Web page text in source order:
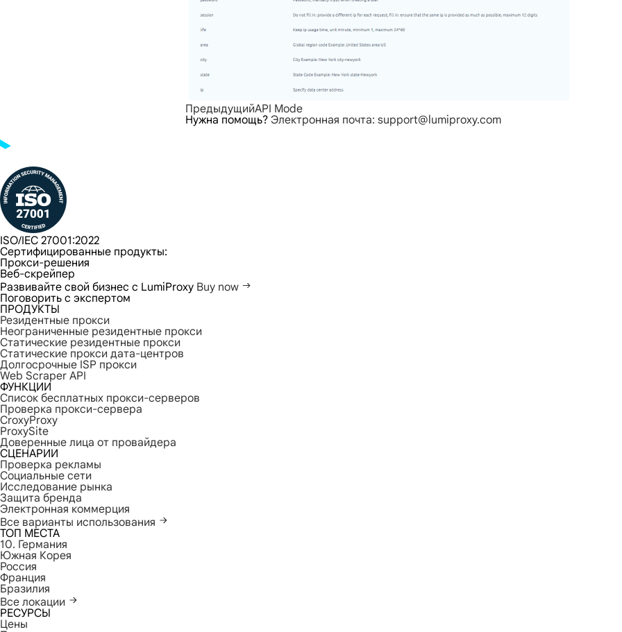
ПредыдущийAPI Mode
Нужна помощь? Электронная почта: support@lumiproxy.com
ISO/IEC 27001:2022
Сертифицированные продукты:
Прокси-решения
Веб-скрейпер
Развивайте свой бизнес с LumiProxy Buy now
Поговорить с экспертом
ПРОДУКТЫ
Резидентные прокси
Неограниченные резидентные прокси
Статические резидентные прокси
Статические прокси дата-центров
Долгосрочные ISP прокси
Web Scraper API
ФУНКЦИИ
Список бесплатных прокси-серверов
Проверка прокси-сервера
CroxyProxy
ProxySite
Доверенные лица от провайдера
СЦЕНАРИИ
Проверка рекламы
Социальные сети
Исследование рынка
Защита бренда
Электронная коммерция
Все варианты использования
ТОП МЕСТА
10. Германия
Южная Корея
Россия
Франция
Бразилия
Все локации
РЕСУРСЫ
Цены